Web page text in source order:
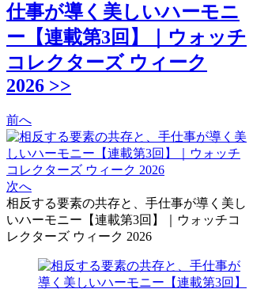
仕事が導く美しいハーモニ
ー【連載第3回】｜ウォッチ
コレクターズ ウィーク
2026 >>
前へ
次へ
相反する要素の共存と、手仕事が導く美し
いハーモニー【連載第3回】｜ウォッチコ
レクターズ ウィーク 2026